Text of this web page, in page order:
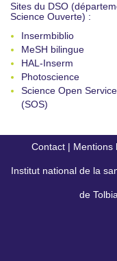
Sites du DSO
Science Ouverte) :
Insermbiblio
MeSH bilingue
HAL-Inserm
Photoscience
Science Open Service
(SOS)
Contact | Mentions
Institut national de la
de